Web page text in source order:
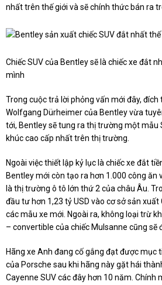
nhất trên thế giới và sẽ chính thức bán ra
Chiếc SUV của Bentley sẽ là chiếc xe đắt
mình
Trong cuộc trả lời phỏng vấn mới đây,
Wolfgang Dürheimer của Bentley vừa
tới, Bentley sẽ tung ra thị trường một mẫu
khúc cao cấp nhất trên thị trường.
Ngoài việc thiết lập kỷ lục là chiếc xe đắt
Bentley mới còn tạo ra hơn 1.000 công ăn
là thị trường ô tô lớn thứ 2 của châu Âu.
đầu tư hơn 1,23 tỷ USD vào cơ sở sản
các mẫu xe mới. Ngoài ra, không loại trừ
– convertible của chiếc Mulsanne cũng sẽ
Hãng xe Anh đang cố gắng đạt được mục
của Porsche sau khi hãng này gặt hái
Cayenne SUV các đây hơn 10 năm. Chính